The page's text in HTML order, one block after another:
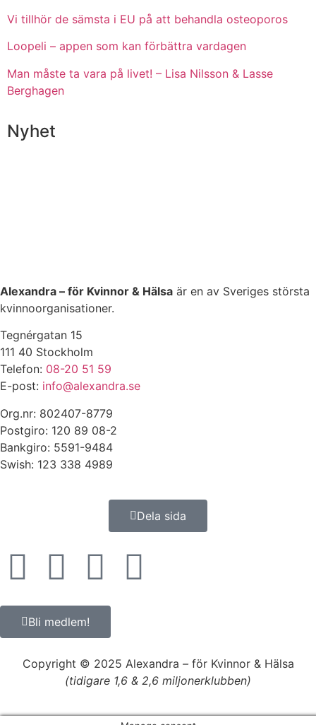
Vi tillhör de sämsta i EU på att behandla osteoporos
Loopeli – appen som kan förbättra vardagen
Man måste ta vara på livet! – Lisa Nilsson & Lasse
Berghagen
Nyhet
Alexandra – för Kvinnor & Hälsa är en av Sveriges största
kvinnoorganisationer.
Tegnérgatan 15
111 40 Stockholm
Telefon: 08-20 51 59
E-post: info@alexandra.se
Org.nr: 802407-8779
Postgiro: 120 89 08-2
Bankgiro: 5591-9484
Swish: 123 338 4989
Dela sida
Bli medlem!
Copyright © 2025 Alexandra – för Kvinnor & Hälsa
(tidigare 1,6 & 2,6 miljonerklubben)